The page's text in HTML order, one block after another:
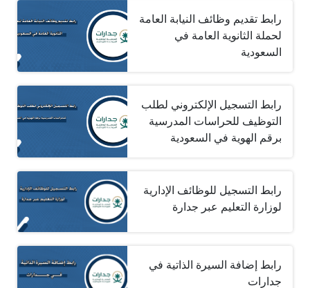
رابط تقديم وظائف النيابة العامة
لحملة الثانوية العامة في
السعودية
رابط التسجيل الإلكتروني لطلب
التوظيف للحراسات المدرسية
برقم الهوية في السعودية
رابط التسجيل للوظائف الإدارية
لوزارة التعليم عبر جدارة
رابط إضافة السيرة الذاتية في
جدارات